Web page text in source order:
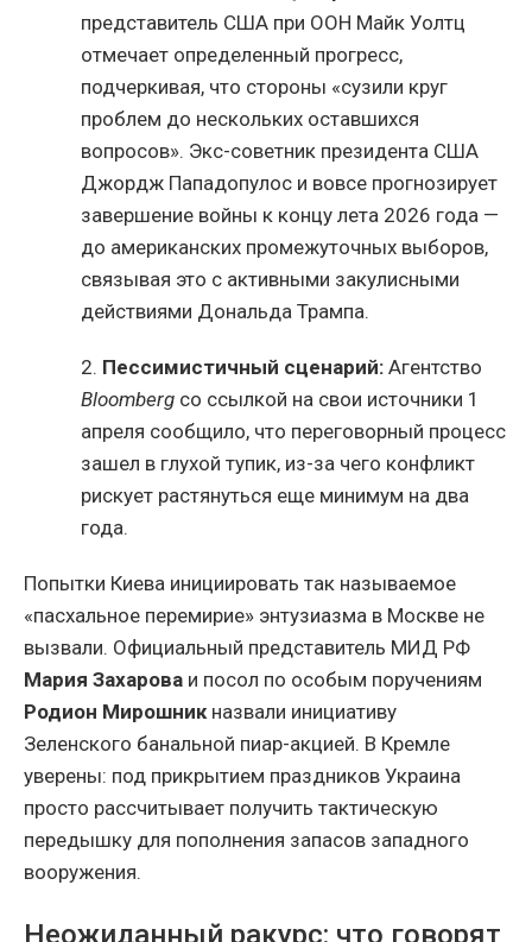
представитель США при ООН Майк Уолтц
отмечает определенный прогресс,
подчеркивая, что стороны «сузили круг
проблем до нескольких оставшихся
вопросов». Экс-советник президента США
Джордж Пападопулос и вовсе прогнозирует
завершение войны к концу лета 2026 года —
до американских промежуточных выборов,
связывая это с активными закулисными
действиями Дональда Трампа.
2. Пессимистичный сценарий: Агентство
Bloomberg со ссылкой на свои источники 1
апреля сообщило, что переговорный процесс
зашел в глухой тупик, из-за чего конфликт
рискует растянуться еще минимум на два
года.
Попытки Киева инициировать так называемое
«пасхальное перемирие» энтузиазма в Москве не
вызвали. Официальный представитель МИД РФ
Мария Захарова и посол по особым поручениям
Родион Мирошникназвали инициативу
Зеленского банальной пиар-акцией. В Кремле
уверены: под прикрытием праздников Украина
просто рассчитывает получить тактическую
передышку для пополнения запасов западного
вооружения.